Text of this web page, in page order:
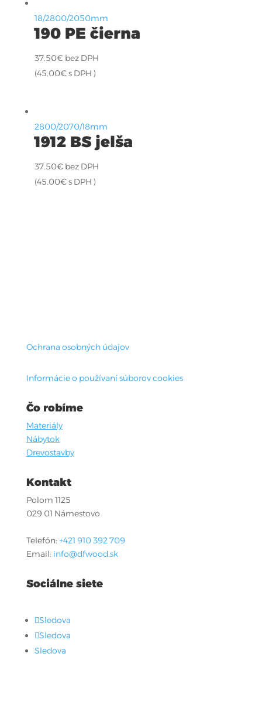
18/2800/2050mm
190 PE čierna
37.50€ bez DPH
(45.00€s DPH )
2800/2070/18mm
1912 BS jelša
37.50€ bez DPH
(45.00€s DPH )
Ochrana osobných údajov
Informácie o používaní súborov cookies
Čo robíme
Materiály
Nábytok
Drevostavby
Kontakt
Polom 1125
029 01 Námestovo
Telefón: +421 910 392 709
Email: info@dfwood.sk
Sociálne siete
Sledova
Sledova
Sledova